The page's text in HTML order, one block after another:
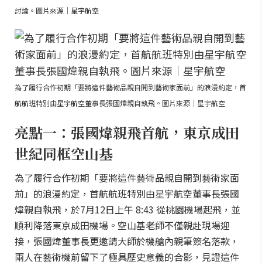
討論。圖片來源｜星宇航空
為了履行合作初期「要將這件藝術品親自開到藝術家面前」的浪漫約定，首
航航班特別由星宇航空董事長張國煒親自執飛。圖片來源｜星宇航空
亮點一：張國煒親飛首航，東京成田
世紀同框空山基
為了履行合作初期「要將這件藝術品親自開到藝術家面
前」的浪漫約定，首航航班特別由星宇航空董事長張國
煒親自執飛，於7月12日上午 8:43 從桃園機場起飛，並
順利降落東京成田機場。空山基老師不僅親赴現場迎
接，張國煒董事長更邀請大師於機艙內親筆簽名落款，
兩人在藝術機前留下了極具歷史意義的合影，見證這件